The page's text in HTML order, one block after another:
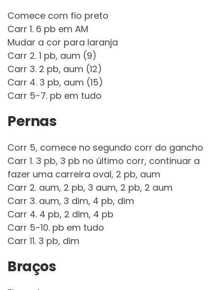
Comece com fio preto
Carr 1. 6 pb em AM
Mudar a cor para laranja
Carr 2. 1 pb, aum (9)
Carr 3. 2 pb, aum (12)
Carr 4. 3 pb, aum (15)
Carr 5-7. pb em tudo
Pernas
Corr 5, comece no segundo corr do gancho
Carr 1. 3 pb, 3 pb no último corr, continuar a
fazer uma carreira oval, 2 pb, aum
Carr 2. aum, 2 pb, 3 aum, 2 pb, 2 aum
Carr 3. aum, 3 dim, 4 pb, dim
Carr 4. 4 pb, 2 dim, 4 pb
Carr 5-10. pb em tudo
Carr 11. 3 pb, dim
Braços